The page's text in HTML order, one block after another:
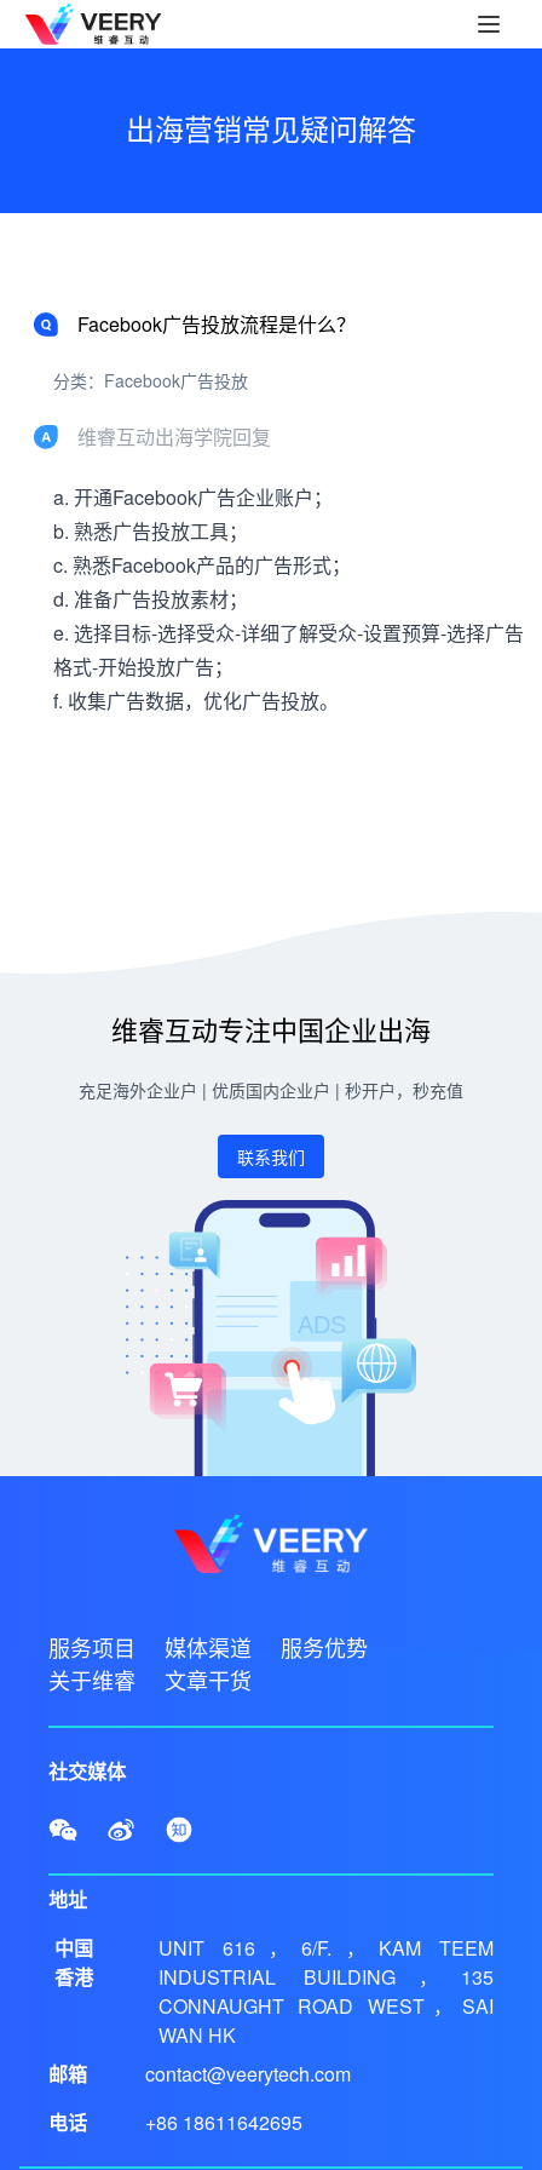
出海营销常见疑问解答
Facebook广告投放流程是什么？
分类：Facebook广告投放
维睿互动出海学院回复
a. 开通Facebook广告企业账户；
b. 熟悉广告投放工具；
c. 熟悉Facebook产品的广告形式；
d. 准备广告投放素材；
e. 选择目标-选择受众-详细了解受众-设置预算-选择广告
格式-开始投放广告；
f. 收集广告数据，优化广告投放。
维睿互动专注中国企业出海
充足海外企业户 | 优质国内企业户 | 秒开户，秒充值
联系我们
服务项目 媒体渠道
服务优势
关于维睿
文章干货
地址
中国
香港
UNIT 616，6/F.，KAM TEEM
INDUSTRIAL BUILDING，135
CONNAUGHT ROAD WEST，SAI
WAN HK
邮箱
contact@veerytech.com
电话
+86 18611642695
社交媒体